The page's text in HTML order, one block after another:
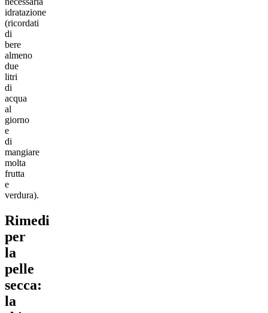
idratazione
(ricordati
di
bere
almeno
due
litri
di
acqua
al
giorno
e
di
mangiare
molta
frutta
e
verdura).
Rimedi
per
la
pelle
secca:
la